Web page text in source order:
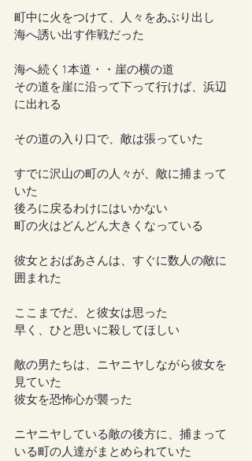
町中に火をつけて、人々をあぶり出し
海へ誘い出す作戦だった
海へ続く1本道・・崖の横の道
その道を崖に沿って下って行けば、浜辺
に出れる
その道の入り口で、敵は張っていた
すでに沢山の町の人々が、敵に捕まって
いた
後ろに戻るわけにはいかない
町の火はどんどん大きくなっている
彼女とおばあさんは、すぐに数人の敵に
囲まれた
ここまでだ、と彼女は思った
早く、ひと思いに殺してほしい
敵の男たちは、ニヤニヤしながら彼女を
見ていた
彼女を恐怖心が襲った
ニヤニヤしている敵の後方に、捕まって
いる町の人達がまとめられていた